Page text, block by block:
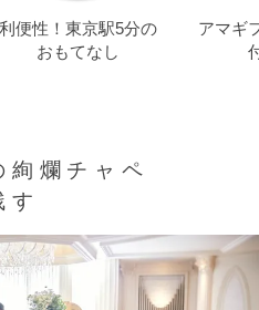
利便性！東京駅5分の
おもてなし
アマギ
絢爛チャペ
す